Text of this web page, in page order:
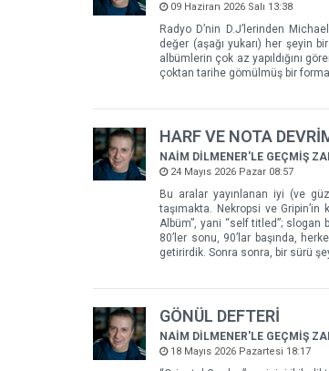
09 Haziran 2026 Salı 13:38
Radyo D’nin D.J’lerinden
değer (aşağı yukarı) her şeyin
albümlerin çok az yapıldığını
çoktan tarihe gömülmüş bir
HARF VE NOTA
NAİM DİLMENER'LE GEÇMİŞ
24 Mayıs 2026 Pazar 08:57
Bu aralar yayınlanan iyi (ve
taşımakta. Nekropsi ve Gripin’in
Albüm”, yani “self titled”; slogan
80’ler sonu, 90’lar başında,
getirirdik. Sonra sonra, bir sürü
GÖNÜL DEFTERİ
NAİM DİLMENER'LE GEÇMİŞ
18 Mayıs 2026 Pazartesi 18:17